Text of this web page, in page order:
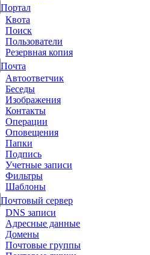
Портал
Квота
Поиск
Пользователи
Резервная копия
Почта
Автоответчик
Беседы
Изображения
Контакты
Операции
Оповещения
Папки
Подпись
Учетные записи
Фильтры
Шаблоны
Почтовый сервер
DNS записи
Адресные данные
Домены
Почтовые группы